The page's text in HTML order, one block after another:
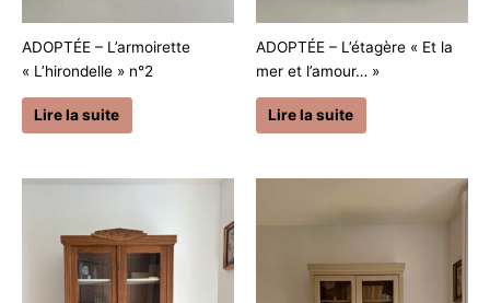
ADOPTÉE – L’armoirette
« L’hirondelle » n°2
Lire la suite
ADOPTÉE – L’étagère « Et la
mer et l’amour… »
Lire la suite